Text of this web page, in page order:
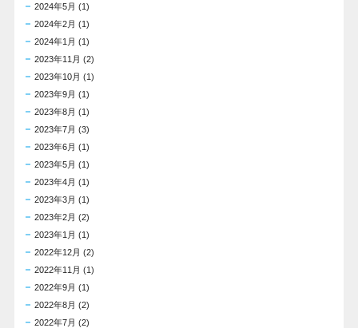
2024年5月 (1)
2024年2月 (1)
2024年1月 (1)
2023年11月 (2)
2023年10月 (1)
2023年9月 (1)
2023年8月 (1)
2023年7月 (3)
2023年6月 (1)
2023年5月 (1)
2023年4月 (1)
2023年3月 (1)
2023年2月 (2)
2023年1月 (1)
2022年12月 (2)
2022年11月 (1)
2022年9月 (1)
2022年8月 (2)
2022年7月 (2)